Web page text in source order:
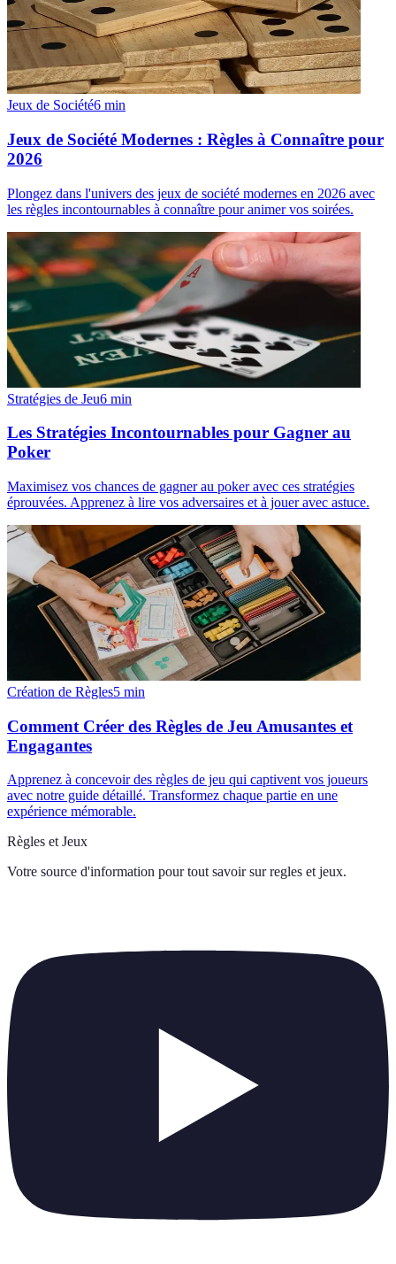
Jeux de Société6 min
Jeux de Société Modernes : Règles à Connaître pour
2026
Plongez dans l'univers des jeux de société modernes en 2026 avec
les règles incontournables à connaître pour animer vos soirées.
Stratégies de Jeu6 min
Les Stratégies Incontournables pour Gagner au
Poker
Maximisez vos chances de gagner au poker avec ces stratégies
éprouvées. Apprenez à lire vos adversaires et à jouer avec astuce.
Création de Règles5 min
Comment Créer des Règles de Jeu Amusantes et
Engagantes
Apprenez à concevoir des règles de jeu qui captivent vos joueurs
avec notre guide détaillé. Transformez chaque partie en une
expérience mémorable.
Règles et Jeux
Votre source d'information pour tout savoir sur regles et jeux.